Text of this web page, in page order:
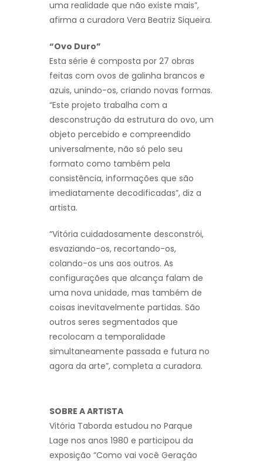
uma realidade que não existe mais”,
afirma a curadora Vera Beatriz Siqueira.
“Ovo Duro”
Esta série é composta por 27 obras
feitas com ovos de galinha brancos e
azuis, unindo-os, criando novas formas.
“Este projeto trabalha com a
desconstrução da estrutura do ovo, um
objeto percebido e compreendido
universalmente, não só pelo seu
formato como também pela
consistência, informações que são
imediatamente decodificadas”, diz a
artista.
“Vitória cuidadosamente desconstrói,
esvaziando-os, recortando-os,
colando-os uns aos outros. As
configurações que alcança falam de
uma nova unidade, mas também de
coisas inevitavelmente partidas. São
outros seres segmentados que
recolocam a temporalidade
simultaneamente passada e futura no
agora da arte”, completa a curadora.
SOBRE A ARTISTA
Vitória Taborda estudou no Parque
Lage nos anos 1980 e participou da
exposição “Como vai você Geração